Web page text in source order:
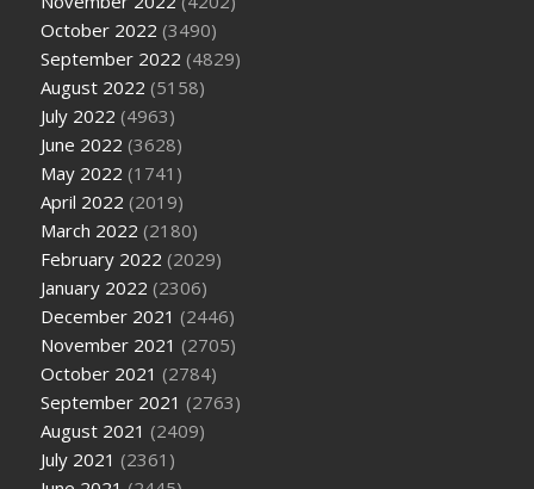
October 2022 (3490)
September 2022 (4829)
August 2022 (5158)
July 2022 (4963)
June 2022 (3628)
May 2022 (1741)
April 2022 (2019)
March 2022 (2180)
February 2022 (2029)
January 2022 (2306)
December 2021 (2446)
November 2021 (2705)
October 2021 (2784)
September 2021 (2763)
August 2021 (2409)
July 2021 (2361)